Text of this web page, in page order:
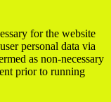
for the website
personal data via
as non-necessary
prior to running